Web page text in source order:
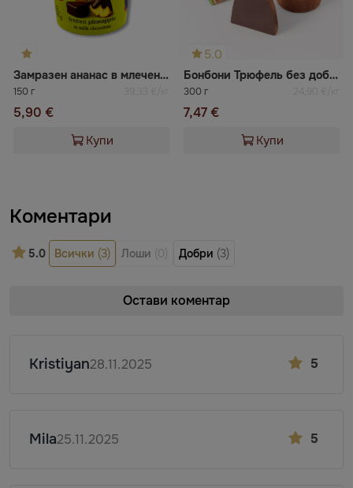
Замразен ананас в млечен шоколад Very Berry
150 г 39,33 €/кг
5,90 €
Купи
5.0
Бонбони Трюфель без добавена захар Победа
300 г 24,90 €/кг
7,47 €
Купи
Коментари
5.0 Всички (3) Лоши (0) Добри (3)
Остави коментар
5
Kristiyan28.11.2025
5
Mila25.11.2025